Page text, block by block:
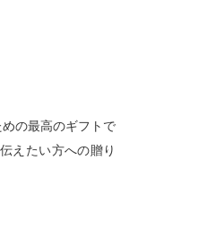
の最高のギフトで
えたい方への贈り